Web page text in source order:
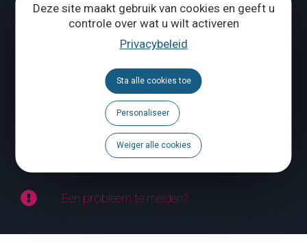
Deze site maakt gebruik van cookies en geeft u
controle over wat u wilt activeren
Privacybeleid
Sta alle cookies toe
Personaliseer
Weiger alle cookies
ONS CONTACTEREN
Volg ons
Brochures
Een probleem te melden?